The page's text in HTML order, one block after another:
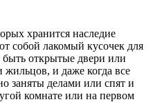
хранится наследие
собой лакомый кусочек для
открытые двери или
и даже когда все
заняты делами или спят и
комнате или на первом